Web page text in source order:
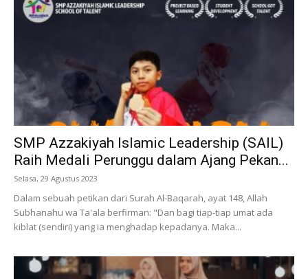
SMP Azzakiyah Islamic Leadership (SAIL)
Raih Medali Perunggu dalam Ajang Pekan...
Selasa, 29 Agustus 2023
Dalam sebuah petikan dari Surah Al-Baqarah, ayat 148, Allah
Subhanahu wa Ta'ala berfirman: "Dan bagi tiap-tiap umat ada
kiblat (sendiri) yang ia menghadap kepadanya. Maka...